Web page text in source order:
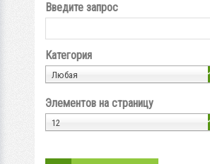
Введите запрос
Категория
Любая
Элементов на страницу
12